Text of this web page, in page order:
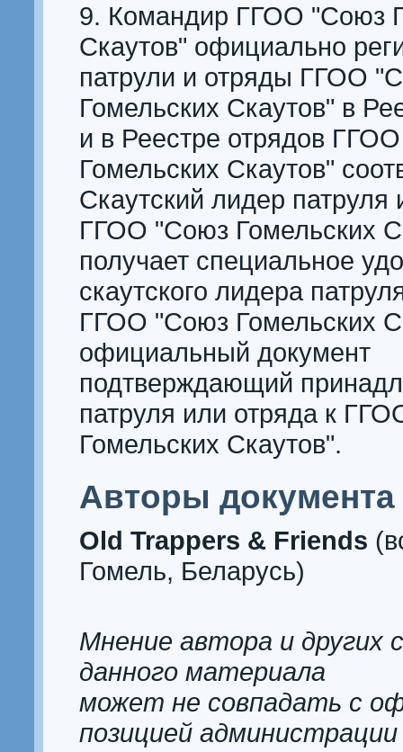
9. Командир ГГОО "Союз
Скаутов" официально
патрули и отряды ГГОО
Гомельских Скаутов" в
и в Реестре отрядов
Гомельских Скаутов"
Скаутский лидер патруля
ГГОО "Союз Гомельских
получает специальное
скаутского лидера
ГГОО "Союз Гомельских
официальный документ
подтверждающий
патруля или отряда к
Гомельских Скаутов".
Авторы документа
Old Trappers & Friends
Гомель, Беларусь)
Мнение автора и других
данного материала
может не совпадать с
позицией